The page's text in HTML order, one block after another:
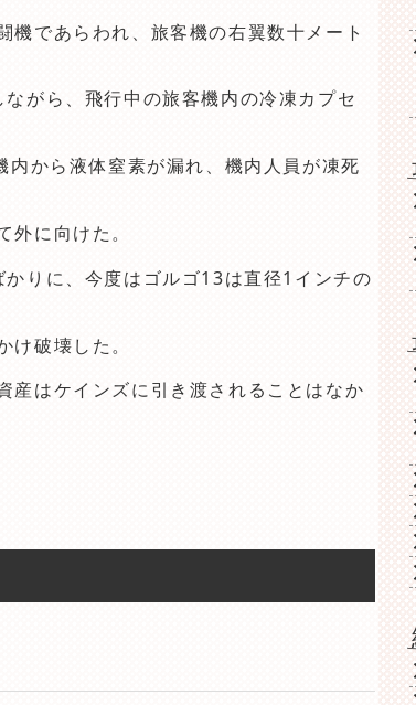
機であらわれ、旅客機の右翼数十メート
がら、飛行中の旅客機内の冷凍カプセ
内から液体窒素が漏れ、機内人員が凍死
に向けた。
りに、今度はゴルゴ13は直径1インチの
破壊した。
産はケインズに引き渡されることはなか